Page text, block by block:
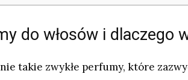
do włosów i dlaczego
takie zwykłe perfumy, które